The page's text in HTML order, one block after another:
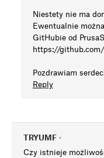
Niestety nie ma
Ewentualnie
GitHubie od
https://
Pozdrawiam
Reply
TRYUMF •
Czy istnieje